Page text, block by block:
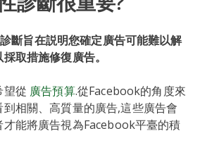
斷旨在説明您確定廣告可能難以解
取措施修復廣告。
望從 廣告預算.從Facebook的角度來
相關、高質量的廣告,這些廣告會
能將廣告視為Facebook平臺的積